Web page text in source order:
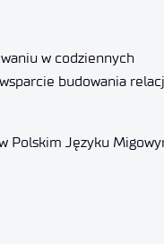
w codziennych
budowania
Polskim Języku